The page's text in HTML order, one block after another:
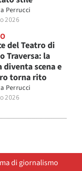
Perrucci
2026
del Teatro di
Traversa: la
diventa scena e
torna rito
Perrucci
2026
di giornalismo